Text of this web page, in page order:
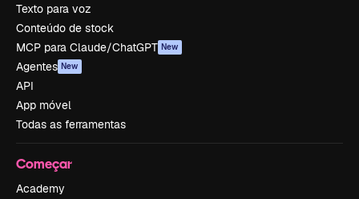
Texto para voz
Conteúdo de stock
MCP para Claude/ChatGPT New
Agentes New
API
App móvel
Todas as ferramentas
Começar
Academy